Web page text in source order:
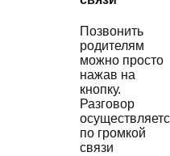
Позвонить
родителям
можно просто
нажав на
кнопку.
Разговор
по громкой
связи